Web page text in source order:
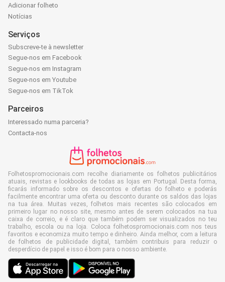
Adicionar folheto
Notícias
Serviços
Subscreve-te à newsletter
Segue-nos em Facebook
Segue-nos em Instagram
Segue-nos em Youtube
Segue-nos em TikTok
Parceiros
Interessado numa parceria?
Contacta-nos
Folhetospromocionais.com recolhe diariamente os folhetos publicitários
atuais, revistas e lookbooks de todas as lojas em Portugal. Desta forma,
ficarás informado sobre os descontos e ofertas do folheto e poderás
facilmente encontrar uma oferta ou desconto durante os saldos das lojas
na tua área. Muitas vezes, folhetos mais recentes são colocados em
primeiro lugar no nosso site, mesmo antes de serem colocados na tua
caixa de correio, e é claro que também podem ser visualizados no teu
trabalho, escola ou na loja. Coloca folhetospromocionais.com nos teus
favoritos e economiza muito tempo e dinheiro. Ainda melhor, com a leitura
de folhetos de publicidade digital, também contribuis para reduzir o
desperdício de papel e isso é bom para o nosso ambiente.